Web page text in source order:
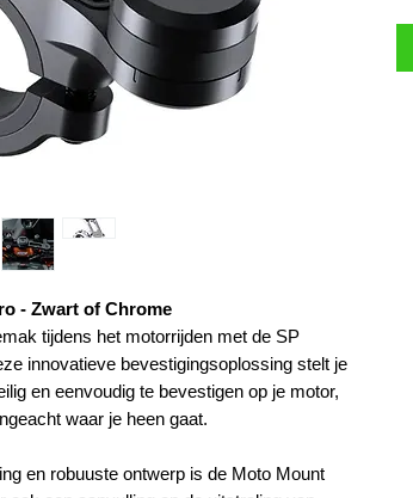
- Zwart of Chrome
tijdens het motorrijden met de SP
innovatieve bevestigingsoplossing stelt je
en eenvoudig te bevestigen op je motor,
waar je heen gaat.
en robuuste ontwerp is de Moto Mount